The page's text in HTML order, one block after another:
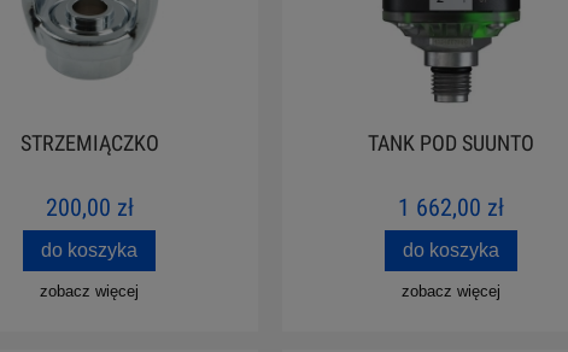
STRZEMIĄCZKO
200,00 zł
do koszyka
zobacz więcej
TANK POD SUUNTO
1 662,00 zł
do koszyka
zobacz więcej